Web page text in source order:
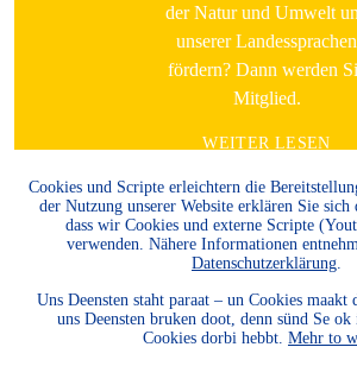
der Natur und Umwelt
unserer Landessprachen
fördern? Dann werden
Mitglied.
WEITER LESEN
Cookies und Scripte erleichtern die
der Nutzung unserer Website erklären Sie sich
dass wir Cookies und externe Scripte
verwenden. Nähere Informationen
Datenschutzerklärung
Uns Deensten staht paraat – un Cookies maakt
uns Deensten bruken doot, denn sünd Se
Cookies dorbi hebbt. Mehr to